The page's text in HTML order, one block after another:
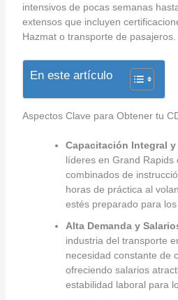
intensivos de pocas semanas
extensos que incluyen
Hazmat o transporte de pasajeros.
En este artículo
Aspectos Clave para Obtener tu
Capacitación Integral y
líderes en Grand Rapids
combinados de
horas de práctica al
estés preparado para
Alta Demanda y
industria del transporte
necesidad constante de
ofreciendo salarios
estabilidad laboral para